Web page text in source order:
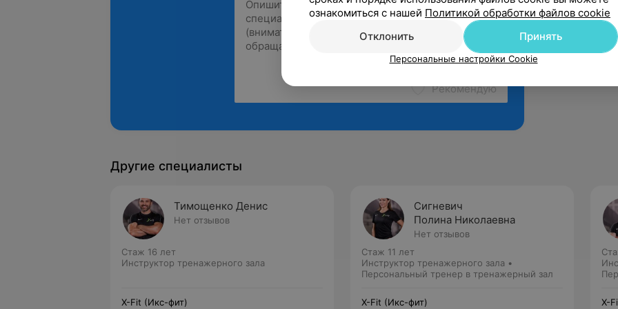
Рекомендую
Другие специалисты
Тимощенко Денис
Нет отзывов
Стаж 16 лет
Инструктор тренажерного зала
X-Fit (Икс-фит)
Сигневич
Полина Николаевна
Нет отзывов
Стаж 11 лет
Инструктор тренажерного зала •
Персональный тренер в тренажерный зал
X-Fit (Икс-фит) X-
ознакомиться с нашей Политикой обработки файлов cookie
Отклонить
Принять
Персональные настройки Cookie